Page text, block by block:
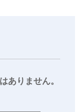
ありません。